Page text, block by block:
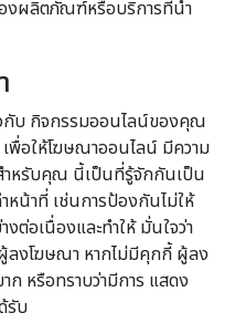
งผลิตภัณฑ์หรือบริการที่นำ
กับ กิจกรรมออนไลน์ของคุณ
พื่อให้โฆษณาออนไลน์ มีความ
ำหรับคุณ นี้เป็นที่รู้จักกันเป็น
หน้าที่ เช่นการป้องกันไม่ให้
ต่อเนื่องและทำให้ มั่นใจว่า
ลงโฆษณา หากไม่มีคุกกี้ ผู้ลง
ก หรือทราบว่ามีการ แสดง
รับ